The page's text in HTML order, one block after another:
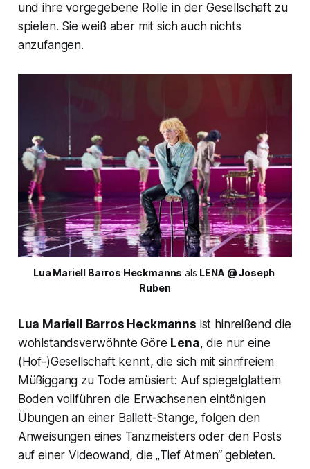
und ihre vorgegebene Rolle in der Gesellschaft zu
spielen. Sie weiß aber mit sich auch nichts
anzufangen.
Lua Mariell Barros Heckmanns als LENA @ Joseph
Ruben
Lua Mariell Barros Heckmanns ist hinreißend die
wohlstandsverwöhnte Göre Lena, die nur eine
(Hof-)Gesellschaft kennt, die sich mit sinnfreiem
Müßiggang zu Tode amüsiert: Auf spiegelglattem
Boden vollführen die Erwachsenen eintönigen
Übungen an einer Ballett-Stange, folgen den
Anweisungen eines Tanzmeisters oder den Posts
auf einer Videowand, die „Tief Atmen“gebieten.